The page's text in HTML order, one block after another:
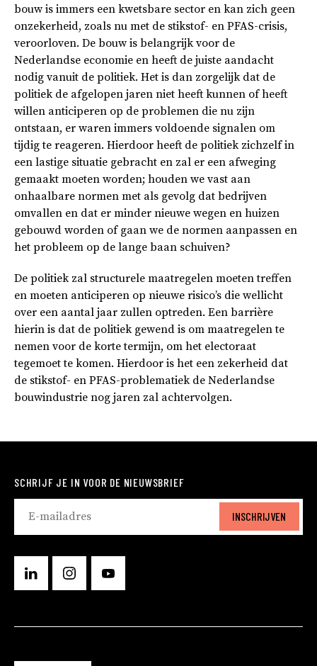
bouw is immers een kwetsbare sector en kan zich geen
onzekerheid, zoals nu met de stikstof- en PFAS-crisis,
veroorloven. De bouw is belangrijk voor de
Nederlandse economie en heeft de juiste aandacht
nodig vanuit de politiek. Het is dan zorgelijk dat de
politiek de afgelopen jaren niet heeft kunnen of heeft
willen anticiperen op de problemen die nu zijn
ontstaan, er waren immers voldoende signalen om
tijdig te reageren. Hierdoor heeft de politiek zichzelf in
een lastige situatie gebracht en zal er een afweging
gemaakt moeten worden; houden we vast aan
onhaalbare normen met als gevolg dat bedrijven
omvallen en dat er minder nieuwe wegen en huizen
gebouwd worden of gaan we de normen aanpassen en
het probleem op de lange baan schuiven?
De politiek zal structurele maatregelen moeten treffen
en moeten anticiperen op nieuwe risico’s die wellicht
over een aantal jaar zullen optreden. Een barrière
hierin is dat de politiek gewend is om maatregelen te
nemen voor de korte termijn, om het electoraat
tegemoet te komen. Hierdoor is het een zekerheid dat
de stikstof- en PFAS-problematiek de Nederlandse
bouwindustrie nog jaren zal achtervolgen.
SCHRIJF JE IN VOOR DE NIEUWSBRIEF
INSCHRIJVEN